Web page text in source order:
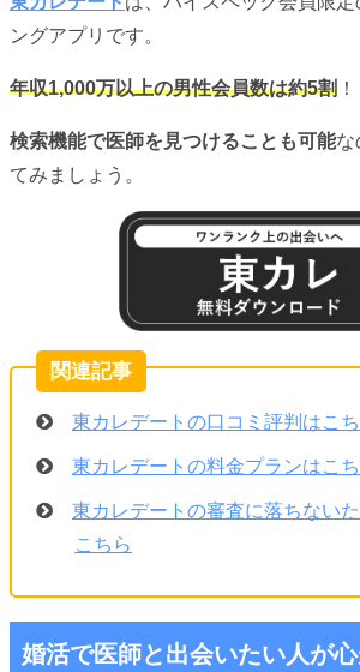
ングアプリです。
年収1,000万以上の男性会員数は約5割 ！
検索機能で医師を見つけることも可能な
てみましょう。
東カレデートの口コミ評判はこ
東カレデートの料金プランはこ
東カレデートの審査に落ちない
こちら
婚活で医師と出会いたい人が